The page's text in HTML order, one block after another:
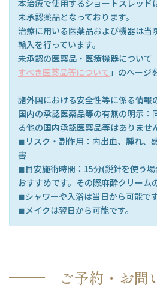
本治療で使用するショートスレッド
未承認薬品となっております。
治療に用いる医薬品および機器は当
輸入を行っています。
未承認の医薬品・医療機器について
すべき医薬品等について」のページ
諸外国における安全性等に係る情報
国内の承認医薬品等の有無の明示：
る他の国内承認医薬品等はありませ
◼︎リスク・副作用：内出血、腫れ、
害
◼︎目安施術時間：15分(鋭針を使う
おすすめです。その際麻酔クリーム
◼︎シャワーや入浴は当日から可能です
◼︎メイクは翌日から可能です。
ご予約・お問